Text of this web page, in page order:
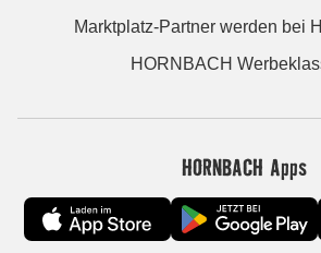
Marktplatz-Partner werden bei
HORNBACH
HORNBACH Apps